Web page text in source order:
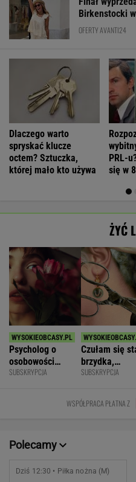
Birkenstocki
OFERTY AVANTI24
Dlaczego warto
spryskać klucze
octem? Sztuczka,
której mało kto używa
PRL-
się w
ŻYĆ
Psycholog o
osobowości
narcystycznej:
SUBSKRYPCJA
Czułam się
brzydka,
niepotrzebna.
mnie dla
SUBSKRYPCJA
WSPÓŁPRACA PŁATNA Z
Polecamy
Dziś 12:30 • Piłka nożna (M)